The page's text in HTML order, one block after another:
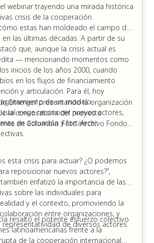
webinar trayendo una mirada histórica
crisis de la cooperación
estas han moldeado el campo de
en las últimas décadas. A partir de su
que, aunque la crisis actual es
— mencionando momentos como
inicios de los años 2000, cuando
en los flujos de financiamiento
y articulación. Para él, hoy
de un modelo
cual exige reconocer nuevos actores,
de actuación y fortalecer
Emerger presentando la organización
la convocatoria del proyecto
en Colombia. Foto: Archivo Fondo
esta crisis para actuar? ¿O podemos
reposicionar nuevos actores?”,
también enfatizó la importancia de las
sobre las individuales para
y el contexto, promoviendo la
entre organizaciones, y
representatividad de diversos actores.
resaltó el potente esfuerzo colectivo
latinoamericanas frente a la
de la cooperación internacional